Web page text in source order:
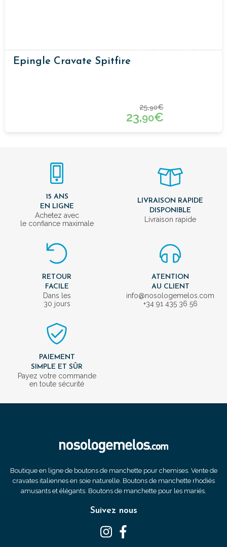
Epingle Cravate Spitfire
25,90€
23,90€
15 ANS
EN LIGNE
Achetez avec
le confiance maximale
LIVRAISON RAPIDE
DISPONIBLE
Livraison rapide
RETOUR
FACILE
Dans les
30 jours
ATENTION
AU CLIENT
info@nosologemelos.com
+34 91 435 36 56
PAIEMENT
SIMPLE ET SÛR
Payez votre commande
en toute sécurité
Boutique en ligne de boutons de manchette pour chemises. Vente de
cravates italiennes en soie naturelle. Boutons de manchette rhodiés
amusants et élégants. Boutons de manchette pour les mariés.
Suivez nous